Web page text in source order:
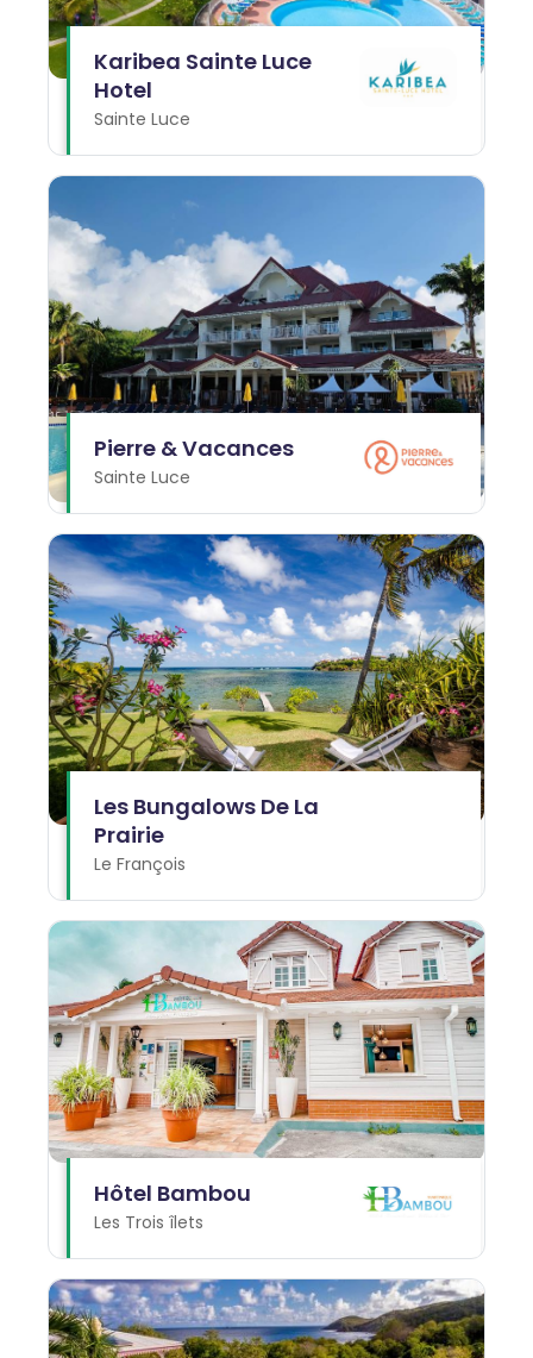
Karibea Sainte Luce
Hotel
Sainte Luce
Pierre & Vacances
Sainte Luce
Les Bungalows De La
Prairie
Le François
Hôtel Bambou
Les Trois îlets